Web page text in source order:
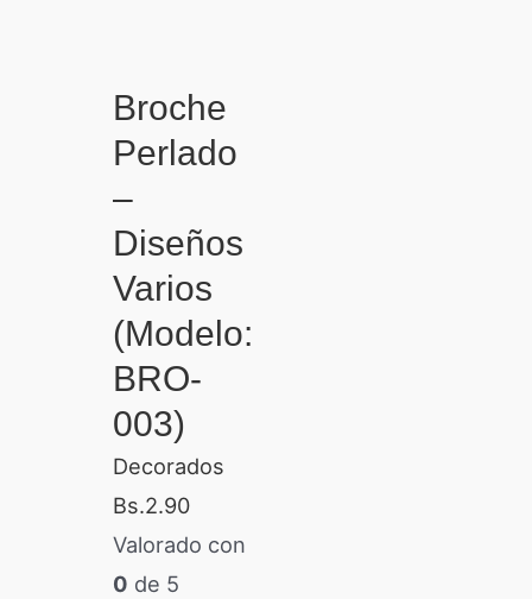
Broche
Perlado
–
Diseños
Varios
(Modelo:
BRO-
003)
Decorados
Bs.2.90
Valorado con
0 de 5